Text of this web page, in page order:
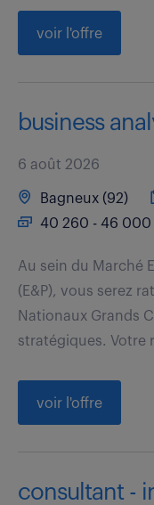
voir l'offre
business
6 août 2026
Bagneux (92)
40 260 - 46 000
Au sein du Marché
(E&P), vous serez
Nationaux Grands
stratégiques. Votre
voir l'offre
consultant -